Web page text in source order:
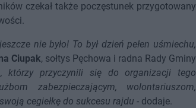
czekał także poczęstunek przygotowany
nie było! To był dzień pełen uśmiechu,
Ciupak, sołtys Pęchowa i radna Rady Gminy
którzy przyczynili się do organizacji tego
zabezpieczającym, wolontariuszom,
cegiełkę do sukcesu rajdu - dodaje.